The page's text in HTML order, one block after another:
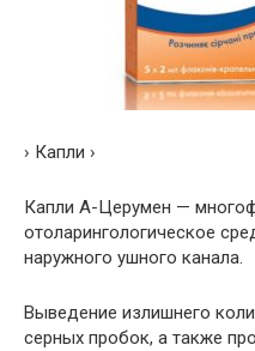
› Капли ›
Капли А-Церумен —
отоларингологическое
наружного ушного канала.
Выведение излишнего
серных пробок, а также